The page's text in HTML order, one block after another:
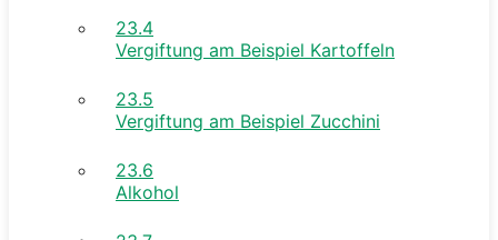
23.4
Vergiftung am Beispiel Kartoffeln
23.5
Vergiftung am Beispiel Zucchini
23.6
Alkohol